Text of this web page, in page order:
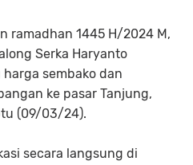
ramadhan 1445 H/2024 M,
Serka Haryanto
sembako dan
ke pasar Tanjung,
(09/03/24).
secara langsung di